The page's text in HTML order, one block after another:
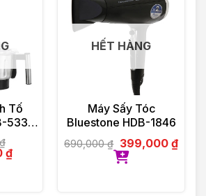
Tố
5339
₫
HẾT HÀNG
Máy Sấy Tóc
Bluestone HDB-1846
690,000₫ 399,000 ₫